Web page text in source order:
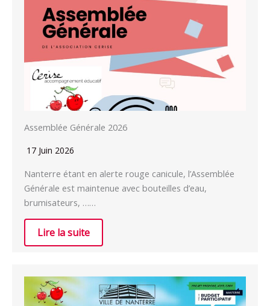
Assemblée Générale 2026
17 Juin 2026
Nanterre étant en alerte rouge canicule, l’Assemblée
Générale est maintenue avec bouteilles d’eau,
brumisateurs, ……
Lire la suite